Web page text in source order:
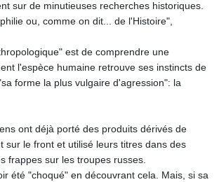
sur de minutieuses recherches historiques.
ou, comme on dit... de l'Histoire",
est de comprendre une
l'espèce humaine retrouve ses instincts de
forme la plus vulgaire d'agression": la
ont déjà porté des produits dérivés de
sur le front et utilisé leurs titres dans des
frappes sur les troupes russes.
été "choqué" en découvrant cela. Mais, si sa